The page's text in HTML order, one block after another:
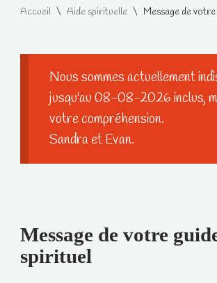
auAccueil \ Aide spirituelle \ Message de
Nous sommes actuellement
jusqu'au 08-08-2026 inclus,
votre compréhension.
Sandra et Evan.
Message de votre
spirituel